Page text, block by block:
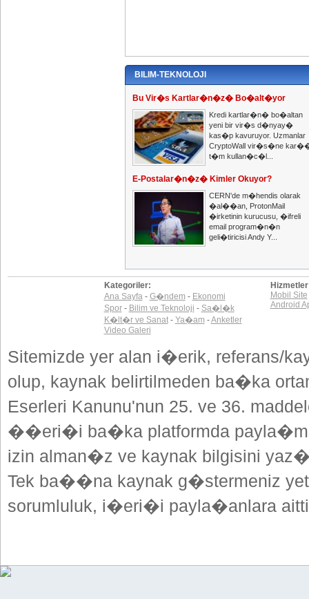
BILIM-TEKNOLOJI
Bu Vir�s Kartlar�n�z� Bo�alt�yor
Kredi kartlar�n� bo�altan
yeni bir vir�s d�nyay�
kas�p kavuruyor. Uzmanlar
CryptoWall vir�s�ne
t�m kullan�c�l...
E-Postalar�n�z� Kimler Okuyor?
CERN'de m�hendis olarak
�al��an, ProtonMail
�irketinin kurucusu, �ifreli
email program�n�n
geli�tiricisi Andy Y...
Kategoriler:
Ana Sayfa- G�ndem - Ekonomi
Spor- Bilim ve Teknoloji - Sa�l�k
K�lt�r ve Sanat- Ya�am -Anketler
Video Galeri
Mobil Site
Android
Sitemizde yer alan i�erik, referans/
olup, kaynak belirtilmeden ba�ka
Eserleri Kanunu'nun 25. ve 36.
��eri�i ba�ka platformda
izin alman�z ve kaynak bilgisini
Tek ba��na kaynak g�stermeniz
sorumluluk, i�eri�i payla�anlara